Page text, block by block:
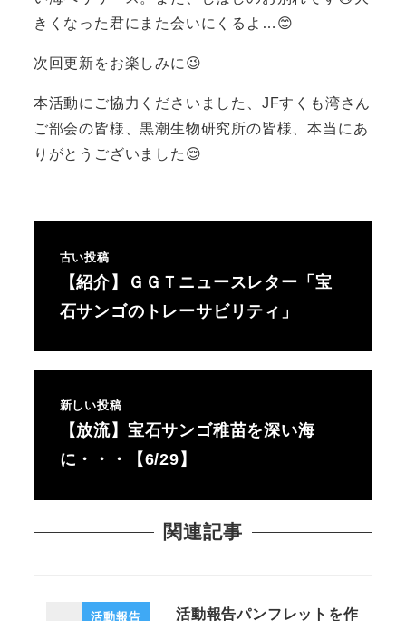
きくなった君にまた会いにくるよ…😊
次回更新をお楽しみに😉
本活動にご協力くださいました、JFすくも湾さん
ご部会の皆様、黒潮生物研究所の皆様、本当にあ
りがとうございました😌
古い投稿
【紹介】ＧＧＴニュースレター「宝
石サンゴのトレーサビリティ」
新しい投稿
【放流】宝石サンゴ稚苗を深い海
に・・・【6/29】
関連記事
活動報告 活動報告パンフレットを作